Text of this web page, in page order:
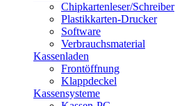
Chipkartenleser/Schreiber
Plastikkarten-Drucker
Software
Verbrauchsmaterial
Kassenladen
Frontöffnung
Klappdeckel
Kassensysteme